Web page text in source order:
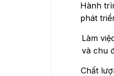
Hành
phát
Làm
và chu
Chất